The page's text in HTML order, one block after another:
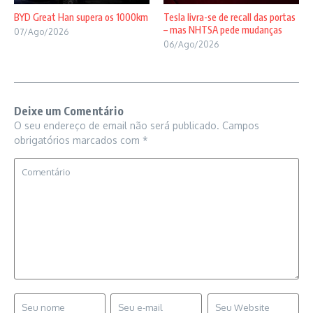
BYD Great Han supera os 1000km
07/Ago/2026
Tesla livra-se de recall das portas
– mas NHTSA pede mudanças
06/Ago/2026
Deixe um Comentário
O seu endereço de email não será publicado. Campos
obrigatórios marcados com *